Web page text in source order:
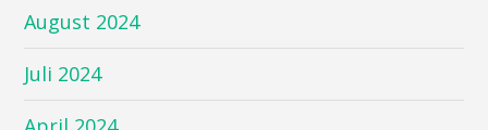
August 2024
Juli 2024